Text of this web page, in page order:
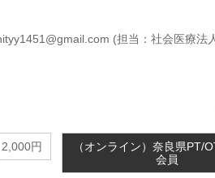
(担当：社会医療法
2,000円
（オンライン）奈良県PT/
会員